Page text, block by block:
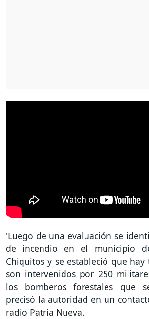
'Luego de una evaluación se
de incendio en el municipio
Chiquitos y se estableció que
son intervenidos por 250
los bomberos forestales que
precisó la autoridad en un
radio Patria Nueva.